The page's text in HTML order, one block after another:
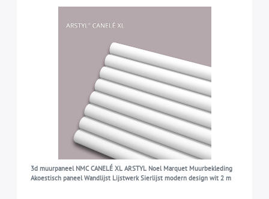
3d muurpaneel NMC CANELÉ XL ARSTYL Noel Marquet Muurbekleding
Akoestisch paneel Wandlijst Lijstwerk Sierlijst modern design wit 2 m